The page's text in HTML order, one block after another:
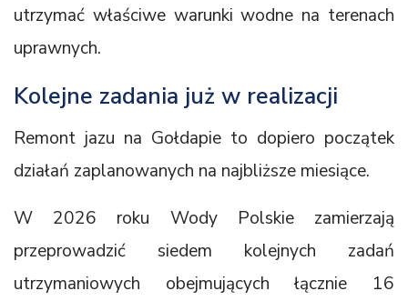
utrzymać właściwe warunki wodne na terenach
uprawnych.
Kolejne zadania już w realizacji
Remont jazu na Gołdapie to dopiero początek
działań zaplanowanych na najbliższe miesiące.
W 2026 roku Wody Polskie zamierzają
przeprowadzić siedem kolejnych zadań
utrzymaniowych obejmujących łącznie 16